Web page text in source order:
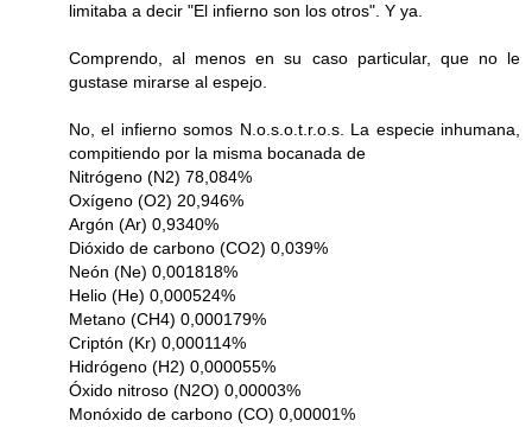
limitaba a decir "El infierno son los otros". Y ya.
Comprendo, al menos en su caso particular, que no le
gustase mirarse al espejo.
No, el infierno somos N.o.s.o.t.r.o.s. La especie inhumana,
compitiendo por la misma bocanada de
Nitrógeno (N2) 78,084%
Oxígeno (O2) 20,946%
Argón (Ar) 0,9340%
Dióxido de carbono (CO2) 0,039%
Neón (Ne) 0,001818%
Helio (He) 0,000524%
Metano (CH4) 0,000179%
Criptón (Kr) 0,000114%
Hidrógeno (H2) 0,000055%
Óxido nitroso (N2O) 0,00003%
Monóxido de carbono (CO) 0,00001%